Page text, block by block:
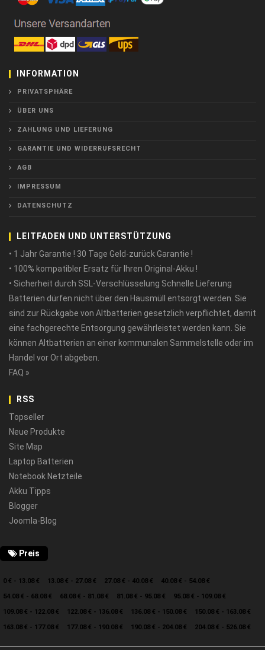
INFORMATION
PRIVATSPHÄRE
ÜBER UNS
ZAHLUNG UND LIEFERUNG
GARANTIE UND WIDERRUFSRECHT
AGB
IMPRESSUM
DATENSCHUTZ
LEITFADEN UND UNTERSTÜTZUNG
• 1 Jahr Garantie ! 30 Tage Geld-zurück Garantie !
• 100% kompatibler Ersatz für Ihren Original-Akku !
• Sicherheit durch SSL-Verschlüsselung Schnelle Lieferung
Batterien dürfen nicht über den Hausmüll entsorgt werden. Sie
sind zur Rückgabe von Altbatterien gesetzlich verpflichtet, damit
eine fachgerechte Entsorgung gewährleistet werden kann. Sie
können Altbatterien an einer kommunalen Sammelstelle oder im
Handel vor Ort abgeben.
FAQ »
RSS
Topseller
Neue Produkte
Site Map
Laptop Batterien
Notebook Netzteile
Akku Tipps
Blogger
Joomla-Blog
Preis
0 € - 13.08 € 13.08 € - 27.08 € 27.08 € - 40.08 €
40.08 € - 54.08 €
54.08 € - 68.08 €
68.08 € - 81.08 € 81.08 € - 95.08 €
95.08 € - 109.08 €
109.08 € - 122.08 €
122.08 € - 136.08 € 136.08 € - 150.08 €
150.08 € - 163.08 €
163.08 € - 177.08 €
177.08 € - 190.08 € 190.08 € - 204.08 € 204.08 € - 526.08 €